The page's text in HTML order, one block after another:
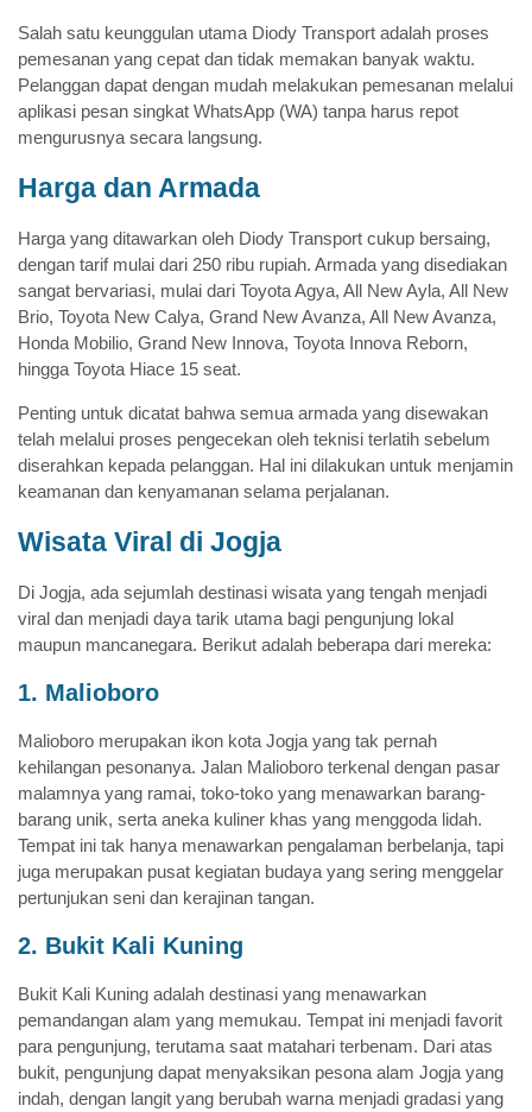
Salah satu keunggulan utama Diody Transport adalah proses
pemesanan yang cepat dan tidak memakan banyak waktu.
Pelanggan dapat dengan mudah melakukan pemesanan melalui
aplikasi pesan singkat WhatsApp (WA) tanpa harus repot
mengurusnya secara langsung.
Harga dan Armada
Harga yang ditawarkan oleh Diody Transport cukup bersaing,
dengan tarif mulai dari 250 ribu rupiah. Armada yang disediakan
sangat bervariasi, mulai dari Toyota Agya, All New Ayla, All New
Brio, Toyota New Calya, Grand New Avanza, All New Avanza,
Honda Mobilio, Grand New Innova, Toyota Innova Reborn,
hingga Toyota Hiace 15 seat.
Penting untuk dicatat bahwa semua armada yang disewakan
telah melalui proses pengecekan oleh teknisi terlatih sebelum
diserahkan kepada pelanggan. Hal ini dilakukan untuk menjamin
keamanan dan kenyamanan selama perjalanan.
Wisata Viral di Jogja
Di Jogja, ada sejumlah destinasi wisata yang tengah menjadi
viral dan menjadi daya tarik utama bagi pengunjung lokal
maupun mancanegara. Berikut adalah beberapa dari mereka:
1. Malioboro
Malioboro merupakan ikon kota Jogja yang tak pernah
kehilangan pesonanya. Jalan Malioboro terkenal dengan pasar
malamnya yang ramai, toko-toko yang menawarkan barang-
barang unik, serta aneka kuliner khas yang menggoda lidah.
Tempat ini tak hanya menawarkan pengalaman berbelanja, tapi
juga merupakan pusat kegiatan budaya yang sering menggelar
pertunjukan seni dan kerajinan tangan.
2. Bukit Kali Kuning
Bukit Kali Kuning adalah destinasi yang menawarkan
pemandangan alam yang memukau. Tempat ini menjadi favorit
para pengunjung, terutama saat matahari terbenam. Dari atas
bukit, pengunjung dapat menyaksikan pesona alam Jogja yang
indah, dengan langit yang berubah warna menjadi gradasi yang